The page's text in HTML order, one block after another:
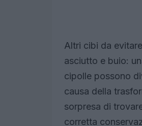
Altri cibi da
asciutto e buio:
cipolle possono
causa della
sorpresa di
corretta